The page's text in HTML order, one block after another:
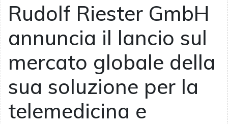
Rudolf Riester GmbH
annuncia il lancio sul
mercato globale della
sua soluzione per la
telemedicina e